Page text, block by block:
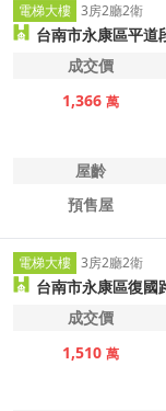
電梯大樓 3房2廳2衛
台南市永康區平道
成交價
1,366 萬
屋齡
預售屋
電梯大樓 3房2廳2衛
台南市永康區復國
成交價
1,510 萬